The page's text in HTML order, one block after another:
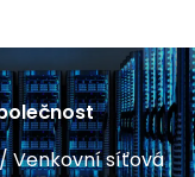
Venkovní síťová